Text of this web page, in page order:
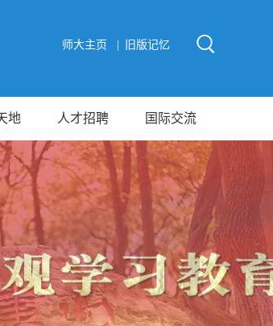
师大主页 | 旧版记忆
地 人才招聘 国际交流